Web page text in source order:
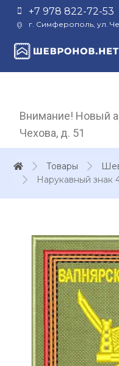
+7 978 822-72-53
г. Симферополь, ул.
Внимание! Новый
Чехова, д. 51
Товары
Нарукавный знак